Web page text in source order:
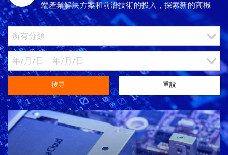
端產業解決方案和前沿技術的投入，探索新的商機
搜尋 重設